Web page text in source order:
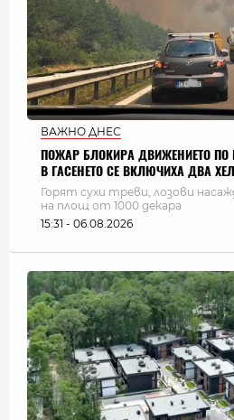
ВАЖНО ДНЕС
ПОЖАР БЛОКИРА ДВИЖЕНИЕТО ПО
В ГАСЕНЕТО СЕ ВКЛЮЧИХА ДВА
Горят сухи треви, лозови
на площ от 1000 декара
15:31 - 06.08.2026